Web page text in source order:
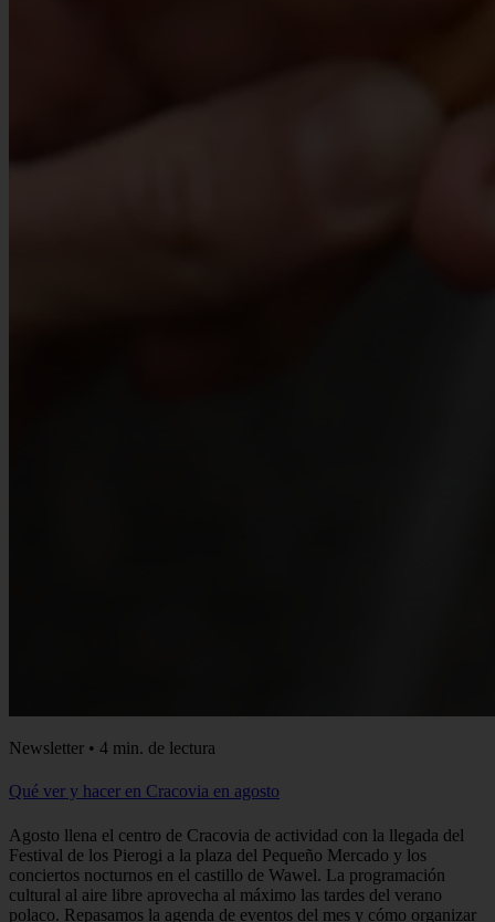
Newsletter • 4 min. de lectura
Qué ver y hacer en Cracovia en agosto
Agosto llena el centro de Cracovia de actividad con la llegada del
Festival de los Pierogi a la plaza del Pequeño Mercado y los
conciertos nocturnos en el castillo de Wawel. La programación
cultural al aire libre aprovecha al máximo las tardes del verano
polaco. Repasamos la agenda de eventos del mes y cómo organizar